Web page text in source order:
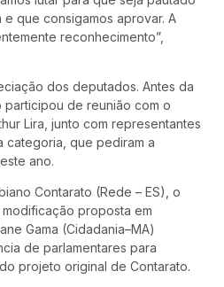
e que consigamos aprovar. A
reconhecimento”,
dos deputados. Antes da
de reunião com o
Lira, junto com representantes
categoria, que pediram a
ano.
Contarato (Rede – ES), o
proposta em
Gama (Cidadania–MA)
de parlamentares para
projeto original de Contarato.